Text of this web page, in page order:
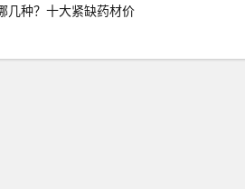
几种？十大紧缺药材价